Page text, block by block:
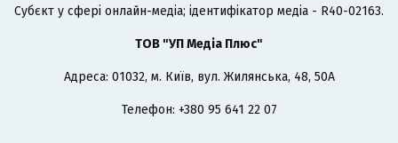
Cубєкт у сфері онлайн-медіа; ідентифікатор медіа - R40-02163.
ТОВ "УП Медіа Плюс"
Адреса: 01032, м. Київ, вул. Жилянська, 48, 50А
Телефон: +380 95 641 22 07